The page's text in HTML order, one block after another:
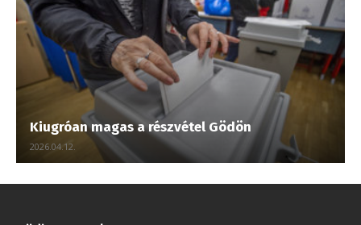
Kiugróan magas a részvétel Gödön
2026.04.12.